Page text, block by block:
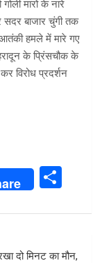
मारो के नारे
सदर बाजार चुंगी तक
हमले में मारे गए
के प्रिंसचौक के
विरोध प्रदर्शन
ar
e
दो मिनट का मौन,